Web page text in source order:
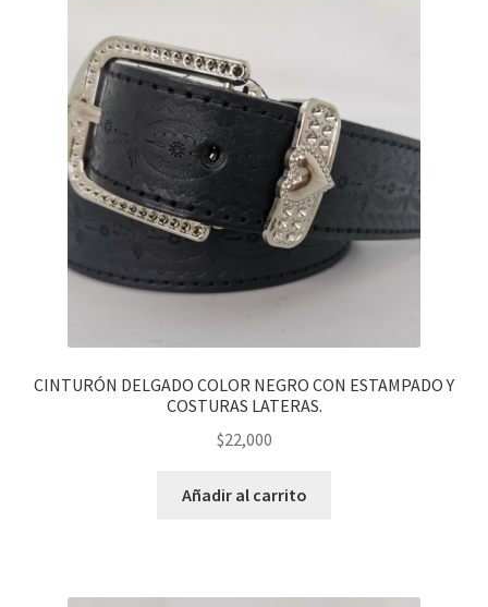
CINTURÓN DELGADO COLOR NEGRO CON ESTAMPADO Y
COSTURAS LATERAS.
$22,000
Añadir al carrito